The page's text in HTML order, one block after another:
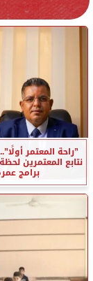
”راحة المعتمر
نتابع المعتمرين
برامج